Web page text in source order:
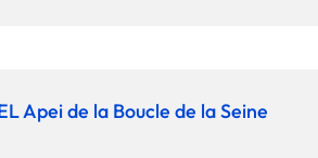
Apei de la Boucle de la Seine